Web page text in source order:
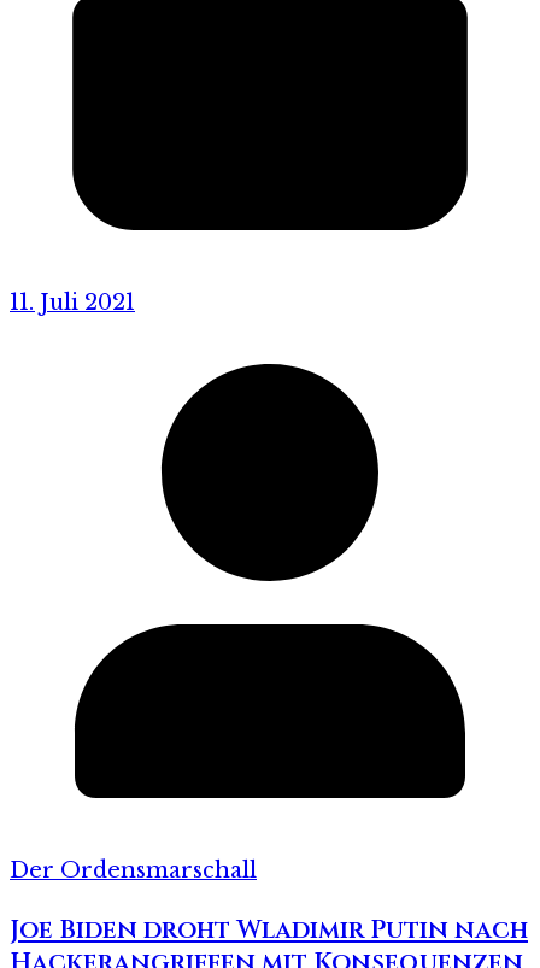
11. Juli 2021
Der Ordensmarschall
Joe Biden droht Wladimir Putin nach